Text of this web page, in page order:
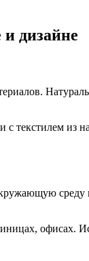
дизайне
текстилем из
офисах.